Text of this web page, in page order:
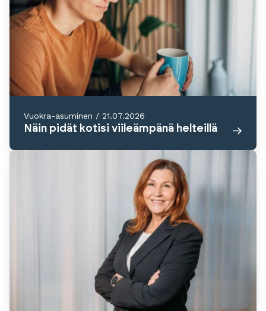
Vuokra-asuminen / 21.07.2026
Näin pidät kotisi viileämpänä helteillä